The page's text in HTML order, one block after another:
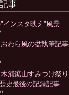
事
インスタ映え”風景
わら風の盆執筆記事
浦鉱山すみつけ祭り
史最後の記録記事
)